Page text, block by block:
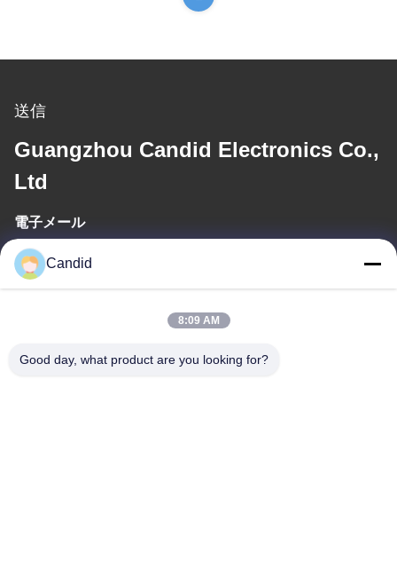
送信
Guangzhou Candid Electronics Co.,
Ltd
電子メール
sales2@candidelectronics.com
住所
Candid
8:09 AM
Good day, what product are you looking for?